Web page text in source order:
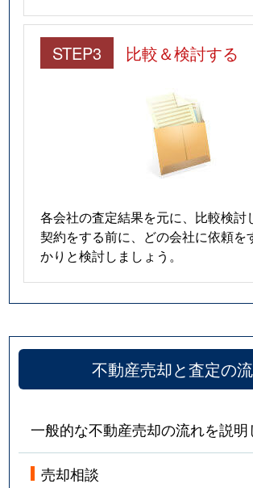
STEP3 比較＆検討する
各会社の査定結果を元に、比較検討
契約をする前に、どの会社に依頼を
かりと検討しましょう。
不動産売却と査定の
一般的な不動産売却の流れを説明
売却相談